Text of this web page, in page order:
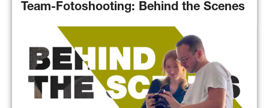
Team-Fotoshooting: Behind the Scenes